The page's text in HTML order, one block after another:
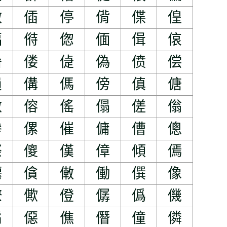
偛 停 偝 偞
偟
偫 偬 偭 偮
偯
偻 偼 偽 偾
偿
傋 傌 傍 傎
傏
傛 傜 傝 傞
傟
傫 催 傭 傮
傯
傻 傼 傽 傾
傿
僋 僌 働 僎
像
僛 僜 僝 僞
僟
僫 僬 僭 僮 僯